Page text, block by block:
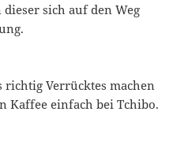
sich auf den Weg
Verrücktes machen
Kaffee einfach bei Tchibo.